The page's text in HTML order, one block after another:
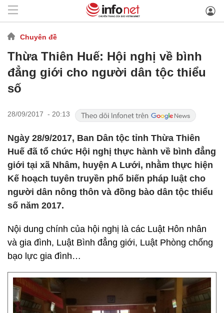
Chuyên đề
Thừa Thiên Huế: Hội nghị về bình
đẳng giới cho người dân tộc thiểu
số
28/09/2017 - 20:13
Ngày 28/9/2017, Ban Dân tộc tỉnh Thừa Thiên
Huế đã tổ chức Hội nghị thực hành về bình đẳng
giới tại xã Nhâm, huyện A Lưới, nhằm thực hiện
Kế hoạch tuyên truyền phổ biến pháp luật cho
người dân nông thôn và đồng bào dân tộc thiểu
số năm 2017.
Nội dung chính của hội nghị là các Luật Hôn nhân
và gia đình, Luật Bình đẳng giới, Luật Phòng chống
bạo lực gia đình…